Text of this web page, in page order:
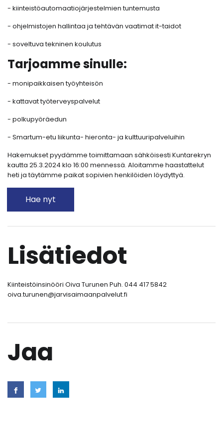
- kiinteistöautomaatiojärjestelmien tuntemusta
- ohjelmistojen hallintaa ja tehtävän vaatimat it-taidot
- soveltuva tekninen koulutus
Tarjoamme sinulle:
- monipaikkaisen työyhteisön
- kattavat työterveyspalvelut
- polkupyöräedun
- Smartum-etu liikunta- hieronta- ja kulttuuripalveluihin
Hakemukset pyydämme toimittamaan sähköisesti Kuntarekryn
kautta 25.3.2024 klo 16:00 mennessä. Aloitamme haastattelut
heti ja täytämme paikat sopivien henkilöiden löydyttyä.
Hae nyt
Lisätiedot
Kiinteistöinsinööri Oiva Turunen Puh. 044 417 5842
oiva.turunen@jarvisaimaanpalvelut.fi
Jaa